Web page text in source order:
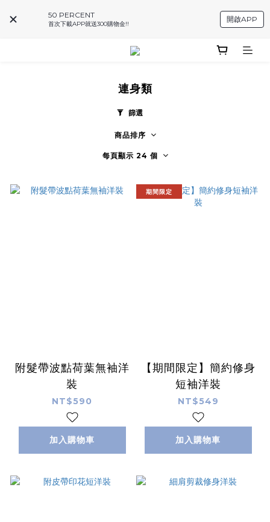
50 PERCENT
首次下載APP就送300購物金!!
開啟APP
連身類
篩選
商品排序
每頁顯示 24 個
附髮帶波點荷葉無袖洋
裝
NT$590
加入購物車
期間限定
【期間限定】簡約修身
短袖洋裝
NT$549
加入購物車